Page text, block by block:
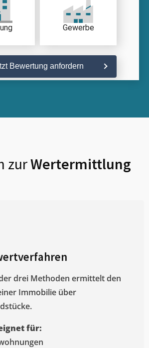
Gewerbe
Bewertung anfordern
zurWertermittlung
drei Methoden ermittelt den
Immobilie über
für: